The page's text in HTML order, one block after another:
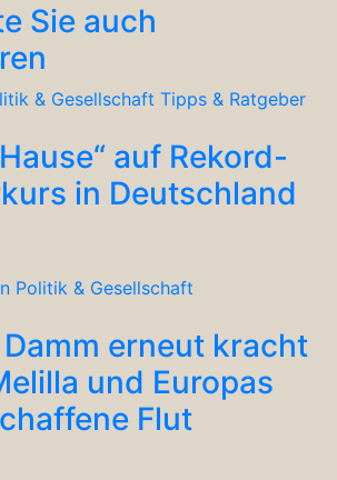
Sie auch
& Gesellschaft Tipps & Ratgeber
auf Rekord-
in Deutschland
Politik & Gesellschaft
erneut kracht
und Europas
Flut